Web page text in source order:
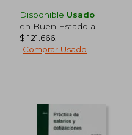
45%
dcto.
Disponible Usado
en Buen Estado a
$ 121.666
Comprar Usado